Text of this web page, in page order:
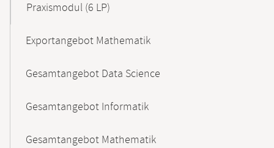
Praxismodul (6 LP)
Exportangebot Mathematik
Gesamtangebot Data Science
Gesamtangebot Informatik
Gesamtangebot Mathematik